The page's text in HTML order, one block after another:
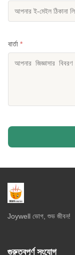
বার্তা *
Joywell ভোগ, শুভ জীবন!
গুরুত্বপূর্ণ সংযোগ